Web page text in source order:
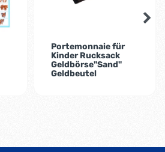
Portemonnaie für
Kinder Rucksack
Geldbörse"Sand"
Geldbeutel